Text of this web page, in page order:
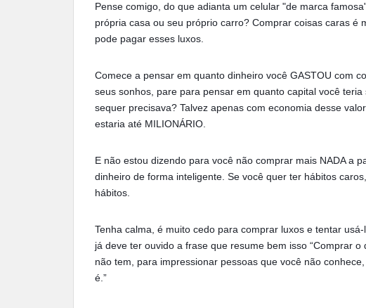
Pense comigo, do que adianta um celular "de marca
própria casa ou seu próprio carro? Comprar coisas caras é
pode pagar esses luxos.
Comece a pensar em quanto dinheiro você GASTOU com
seus sonhos, pare para pensar em quanto capital você
sequer precisava? Talvez apenas com economia desse
estaria até MILIONÁRIO.
E não estou dizendo para você não comprar mais NADA a
dinheiro de forma inteligente. Se você quer ter hábitos
hábitos.
Tenha calma, é muito cedo para comprar luxos e tentar
já deve ter ouvido a frase que resume bem isso “Comprar
não tem, para impressionar pessoas que você não
é.”